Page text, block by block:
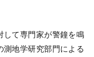
して専門家が警鐘を鳴
測地学研究部門による